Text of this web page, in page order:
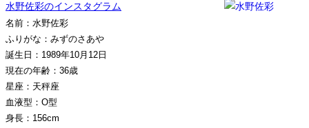
水野佐彩のインスタグラム
名前：水野佐彩
ふりがな：みずのさあや
誕生日：1989年10月12日
現在の年齢：36歳
星座：天秤座
血液型：O型
身長：156cm